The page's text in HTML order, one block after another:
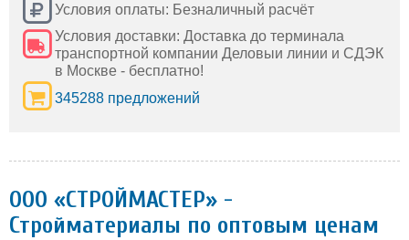
Условия оплаты: Безналичный расчёт
Условия доставки: Доставка до терминала
транспортной компании Деловыи линии и СДЭК
в Москве - бесплатно!
345288 предложений
ООО «СТРОЙМАСТЕР» -
Стройматериалы по оптовым ценам